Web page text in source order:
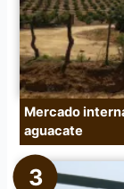
Mercado
aguacate